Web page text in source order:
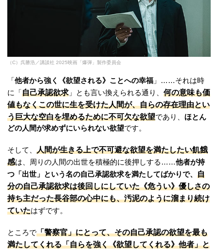
（C）呉勝浩／講談社 2025映画「爆弾」製作委員会
「 他者から強く《欲望される》ことへの幸福 」……それは時
に「 自己承認欲求 」とも言い換えられる通り、 何の意味も価
値もなくこの世に生を受けた人間が、自らの存在理由とい
う巨大な空白を埋めるために不可欠な欲望であり、 ほとん
どの人間が求めずにいられない欲望です。
そして、 人間が生きる上で不可避な欲望を満たしたい飢餓
感は、周りの人間の出世を積極的に後押しする……他者が持
つ「出世」という名の自己承認欲求を満たしてばかりで、 自
分の自己承認欲求は後回しにしていた《危うい》優しさの
持ち主だった長谷部の心中にも、汚泥のように溜まり続け
ていたはずです。
ところで「警察官」にとって、その自己承認の欲望を最も
満たしてくれる「自らを強く《欲望してくれる》他者」と